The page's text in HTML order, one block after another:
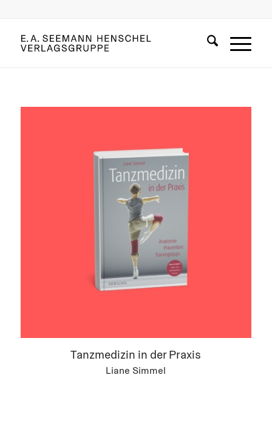
Tanzmedizin in der Praxis
Liane Simmel